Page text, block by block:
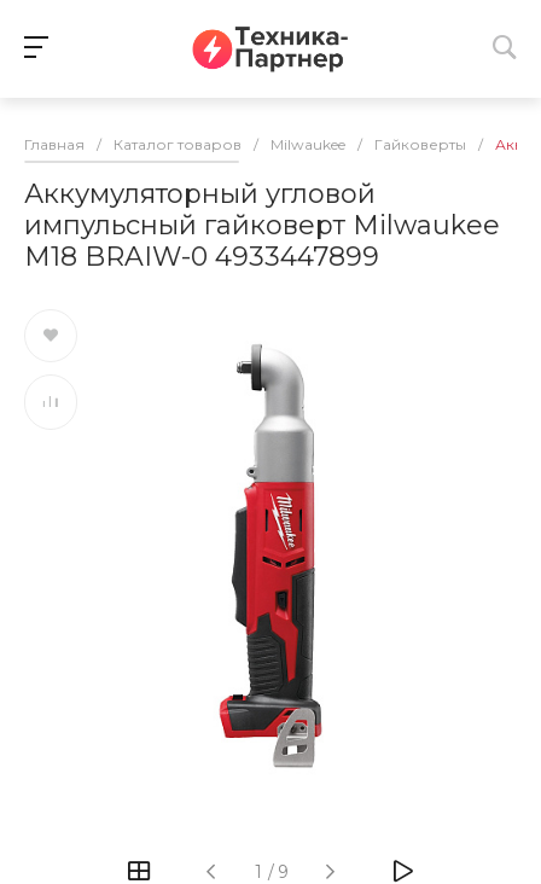
Главная / Каталог товаров / Milwaukee / Гайковерты /
Аккумуляторный угловой
импульсный гайковерт Milwaukee
M18 BRAIW-0 4933447899
1 / 9